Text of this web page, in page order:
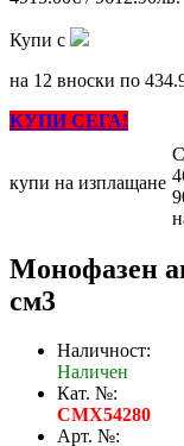
Купи с
на 12 вноски по
КУПИ СЕГА!
купи на изплащане
Монофазен
см3
Наличност:
Наличен
Кат. №:
CMX54280
Арт. №: